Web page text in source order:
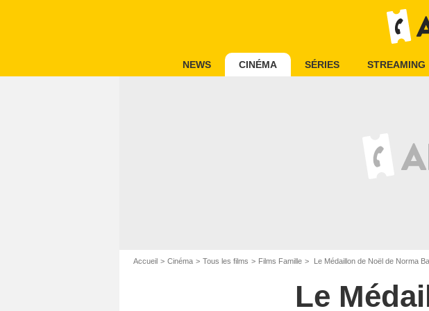
NEWS CINÉMA SÉRIES STREAMING
Accueil Cinéma Tous les films Films Famille Le Médaillon de Noël de Norma
Le